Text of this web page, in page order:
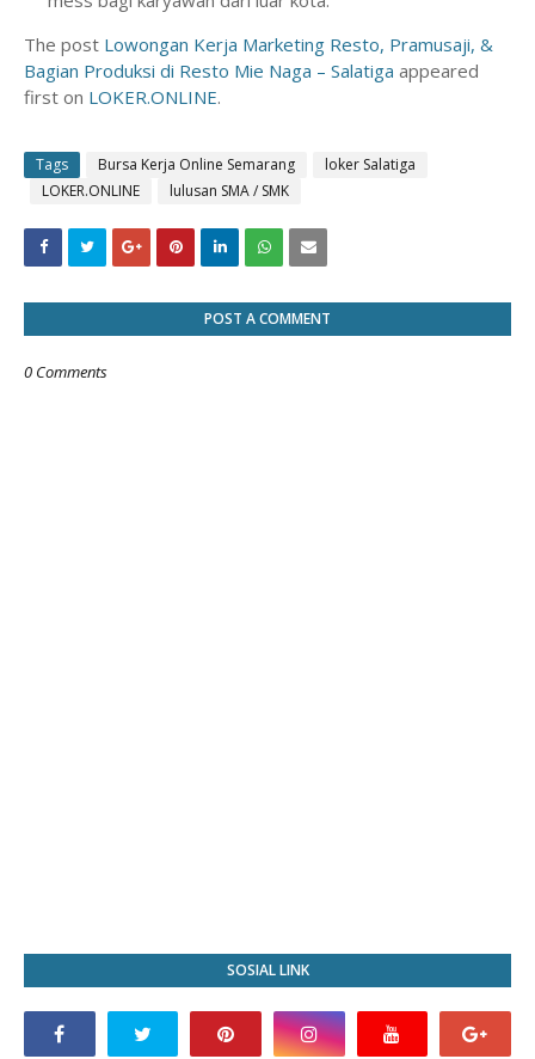
The post Lowongan Kerja Marketing Resto, Pramusaji, &
Bagian Produksi di Resto Mie Naga – Salatiga appeared
first on LOKER.ONLINE.
Tags Bursa Kerja Online Semarang
loker Salatiga
LOKER.ONLINE
lulusan SMA / SMK
POST A COMMENT
0 Comments
SOSIAL LINK